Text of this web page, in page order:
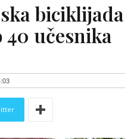
biciklijada
učesnika